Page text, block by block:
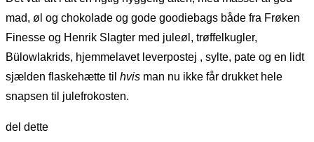
mad, øl og chokolade og gode goodiebags både fra Frøken
Finesse og Henrik Slagter med juleøl, trøffelkugler,
Bülowlakrids, hjemmelavet leverpostej , sylte, pate og en lidt
sjælden flaskehætte til hvis man nu ikke får drukket hele
snapsen til julefrokosten.
del dette